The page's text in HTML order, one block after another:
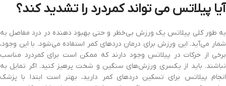
آیا پیلاتس می تواند کمردرد را تشدید کند؟
به طور کلی پیلاتس یک ورزش بی‌خطر و حتی بهبود دهنده در درد مفاصل به
شمار می‌آید. این ورزش برای درمان دردهای کمر استفاده می‌شود. با این وجود،
برخی از حرکات در پیلاتس وجود دارند که ممکن است برای کمردرد مناسب
نباشند. باید از یکسری ورزش‌های سنگین و شخت پرهیز کنید. اگر تمایل به
انجام پیلاتس برای تسکین درد‌های کمر دارید، بهتر است ابتدا با پزشک